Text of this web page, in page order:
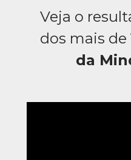
Veja o
dos mais de
da